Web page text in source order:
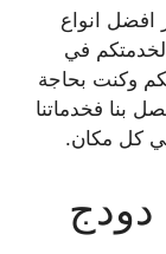
افضل انواع
لخدمتكم في
وكنت بحاجة
بنا فخدماتنا
كل مكان.
دودج